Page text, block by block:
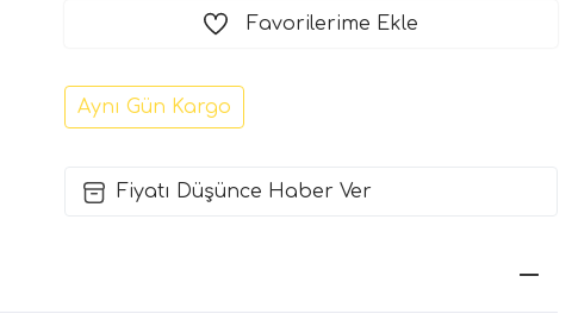
Favorilerime Ekle
Aynı Gün Kargo
Fiyatı Düşünce Haber Ver